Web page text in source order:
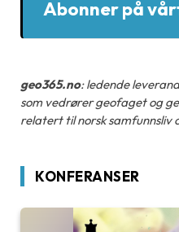
Abonner på
geo365.no: ledende
som vedrører geofaget og
relatert til norsk samfunnsliv
KONFERANSER